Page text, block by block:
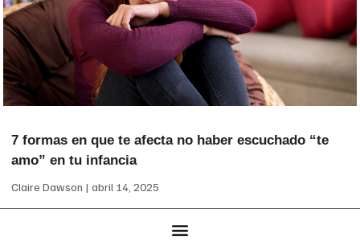
7 formas en que te afecta no haber escuchado “te
amo” en tu infancia
Claire Dawson abril 14, 2025